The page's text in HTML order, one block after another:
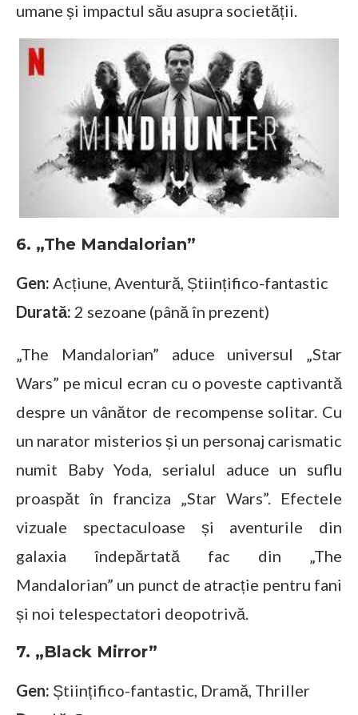
umane și impactul său asupra societății.
6. „The Mandalorian”
Gen: Acțiune, Aventură, Științifico-fantastic
Durată: 2 sezoane (până în prezent)
„The Mandalorian” aduce universul „Star
Wars” pe micul ecran cu o poveste captivantă
despre un vânător de recompense solitar. Cu
un narator misterios și un personaj carismatic
numit Baby Yoda, serialul aduce un suflu
proaspăt în franciza „Star Wars”. Efectele
vizuale spectaculoase și aventurile din
galaxia îndepărtată fac din „The
Mandalorian” un punct de atracție pentru fani
și noi telespectatori deopotrivă.
7. „Black Mirror”
Gen: Științifico-fantastic, Dramă, Thriller